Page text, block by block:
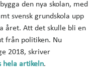
den nya skolan, med
svensk grundskola upp
året. Att det skulle bli en
från politiken. Nu
2018, skriver
hela artikeln.